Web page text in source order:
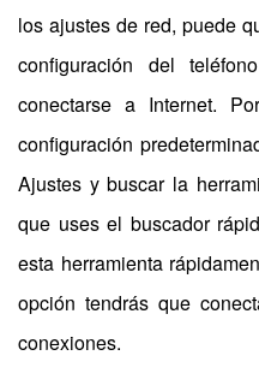
los ajustes de red, puede
configuración del
conectarse a Internet.
configuración
Ajustes y buscar la
que uses el buscador
esta herramienta
opción tendrás que
conexiones.